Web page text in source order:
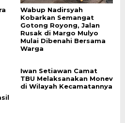
Wabup Nadirsyah
Kobarkan Semangat
Gotong Royong, Jalan
Rusak di Margo Mulyo
Mulai Dibenahi Bersama
Warga
Iwan Setiawan Camat
TBU Melaksanakan Monev
di Wilayah Kecamatannya